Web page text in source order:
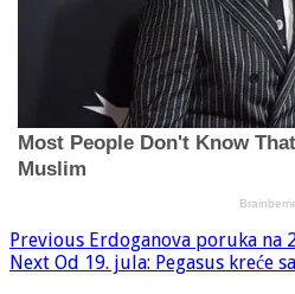
Previous Erdoganova poruka na
Next Od 19. jula: Pegasus kreće